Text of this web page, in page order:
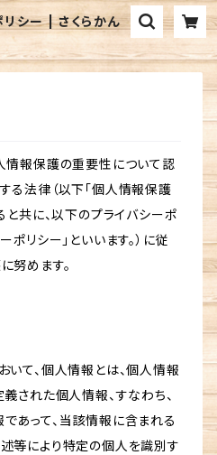
シー | さくらかん
情報保護の重要性について認
る法律（以下「個人情報保護
と共に、以下のプライバシーポ
ポリシー」といいます。）に従
努めます。
いて、個人情報とは、個人情報
された個人情報、すなわち、
あって、当該情報に含まれる
等により特定の個人を識別す